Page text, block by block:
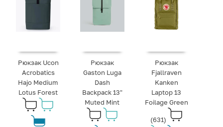
Рюкзак Ucon
Acrobatics
Hajo Medium
Lotus Forest
Рюкзак
Gaston Luga
Dash
Backpack 13"
Muted Mint
Рюкзак
Fjallraven
Kanken
Laptop 13
Foilage Green
(631)